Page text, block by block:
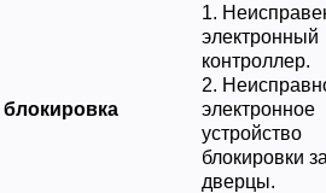
блокировка
1.
электронный
контроллер.
2.
электронное
устройство
блокировки
дверцы.